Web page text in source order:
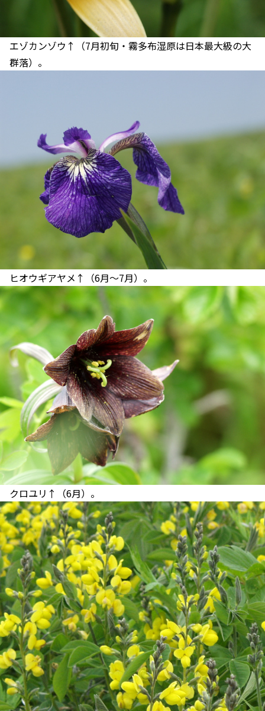
エゾカンゾウ↑（7月初旬・霧多布湿原は日本最大級の大
群落）。
ヒオウギアヤメ↑（6月～7月）。
クロユリ↑（6月）。